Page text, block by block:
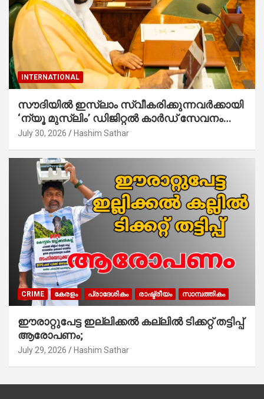
INTERNATIONAL
സൗദിയില്‍ ഇസ്‌ലാം സ്വീകരിക്കുന്നവര്‍ക്കായി
‘ന്യൂ മുസ്ലിം’ ഡിജിറ്റല്‍ കാര്‍ഡ് സേവനം
ആരംഭിച്ചു
July 30, 2026 Hashim Sathar
CRIME കേരളം പ്രാദേശികം രാഷ്ട്രീയം സാമ്പത്തികം
ഈരാറ്റുപേട്ട ഇല്ലിക്കൽ കല്ലിൽ ടിക്കറ്റ് തട്ടിപ്പ്
ആരോപണം;
July 29, 2026 Hashim Sathar